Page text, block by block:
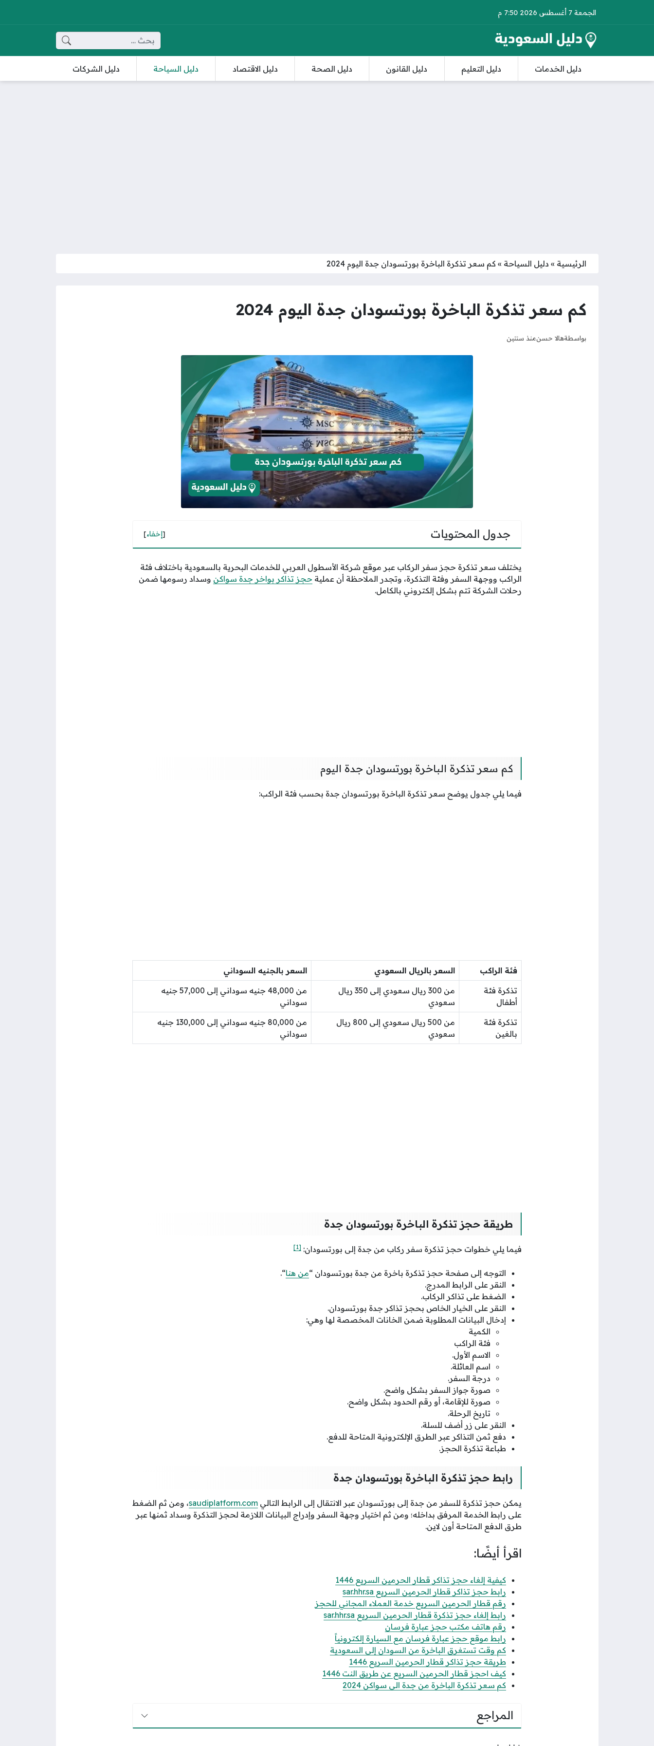
الجمعة 7 أغسطس 2026 7:50 م
البحث عن:
دليل الخدمات دليل التعليم دليل القانون دليل الصحة دليل الاقتصاد دليل السياحة دليل الشركات
الرئيسية » دليل السياحة » كم سعر تذكرة الباخرة بورتسودان جدة اليوم 2024
كم سعر تذكرة الباخرة بورتسودان جدة اليوم 2024
بواسطةهالا حسنمنذ سنتين
جدول المحتويات [إخفاء]
يختلف سعر تذكرة حجز سفر الركاب عبر موقع شركة الأسطول العربي للخدمات البحرية بالسعودية باختلاف فئة
الراكب ووجهة السفر وفئة التذكرة، وتجدر الملاحظة أن عملية حجز تذاكر بواخر جدة سواكن وسداد رسومها ضمن
رحلات الشركة تتم بشكل إلكتروني بالكامل.
كم سعر تذكرة الباخرة بورتسودان جدة اليوم
فيما يلي جدول يوضح سعر تذكرة الباخرة بورتسودان جدة بحسب فئة الراكب:
فئة الراكب السعر بالريال السعودي السعر بالجنيه السوداني
تذكرة فئة
أطفال
من 300 ريال سعودي إلى 350 ريال
سعودي
من 48,000 جنيه سوداني إلى 57,000 جنيه
سوداني
تذكرة فئة
بالغين
من 500 ريال سعودي إلى 800 ريال
سعودي
من 80,000 جنيه سوداني إلى 130,000 جنيه
سوداني
طريقة حجز تذكرة الباخرة بورتسودان جدة
فيما يلي خطوات حجز تذكرة سفر ركاب من جدة إلى بورتسودان: [1]
التوجه إلى صفحة حجز تذكرة باخرة من جدة بورتسودان “من هنا“.
النقر على الرابط المدرج.
الضغط على تذاكر الركاب.
النقر على الخيار الخاص بحجز تذاكر جدة بورتسودان.
إدخال البيانات المطلوبة ضمن الخانات المخصصة لها وهي:
الكمية
فئة الراكب
الاسم الأول.
اسم العائلة.
درجة السفر.
صورة جواز السفر بشكل واضح.
صورة للإقامة، أو رقم الحدود بشكل واضح.
تاريخ الرحلة.
النقر على زر أضف للسلة.
دفع ثمن التذاكر عبر الطرق الإلكترونية المتاحة للدفع.
طباعة تذكرة الحجز.
رابط حجز تذكرة الباخرة بورتسودان جدة
يمكن حجز تذكرة للسفر من جدة إلى بورتسودان عبر الانتقال إلى الرابط التالي saudiplatform.com، ومن ثم الضغط
على رابط الخدمة المرفق بداخله؛ ومن ثم اختيار وجهة السفر وإدراج البيانات اللازمة لحجز التذكرة وسداد ثمنها عبر
طرق الدفع المتاحة أون لاين.
اقرأ أيضًا:
كيفية إلغاء حجز تذاكر قطار الحرمين السريع 1446
رابط حجز تذاكر قطار الحرمين السريع sar.hhr.sa
رقم قطار الحرمين السريع خدمة العملاء المجاني للحجز
رابط إلغاء حجز تذكرة قطار الحرمين السريع sar.hhr.sa
رقم هاتف مكتب حجز عبارة فرسان
رابط موقع حجز عبارة فرسان مع السيارة إلكترونياً
​​​​​​​كم وقت تستغرق الباخرة من السودان إلى السعودية
طريقة حجز تذاكر قطار الحرمين السريع 1446
كيف احجز قطار الحرمين السريع عن طريق النت 1446
كم سعر تذكرة الباخرة من جدة الى سواكن 2024
المراجع